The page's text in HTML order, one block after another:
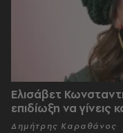
Ελισάβετ
επιδίωξη να γίνεις
Δημήτρης Καραθάνος